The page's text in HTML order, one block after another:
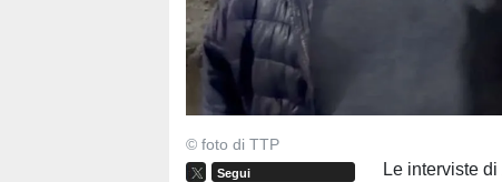
© foto di TTP
Segui Le interviste di